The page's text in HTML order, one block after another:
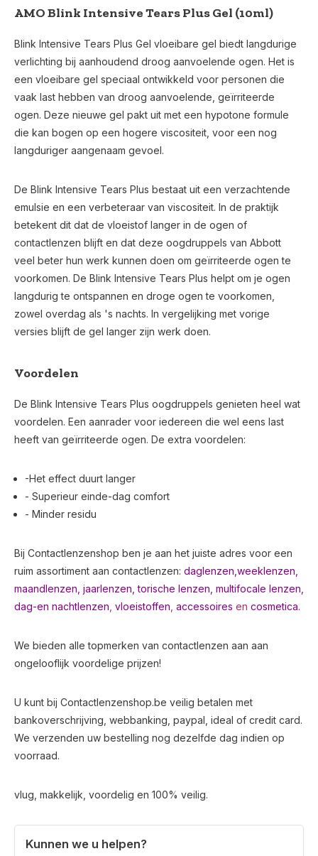
AMO Blink Intensive Tears Plus Gel (10ml)
Blink Intensive Tears Plus Gel vloeibare gel biedt langdurige
verlichting bij aanhoudend droog aanvoelende ogen. Het is
een vloeibare gel speciaal ontwikkeld voor personen die
vaak last hebben van droog aanvoelende, geïrriteerde
ogen. Deze nieuwe gel pakt uit met een hypotone formule
die kan bogen op een hogere viscositeit, voor een nog
langduriger aangenaam gevoel.
De Blink Intensive Tears Plus bestaat uit een verzachtende
emulsie en een verbeteraar van viscositeit. In de praktijk
betekent dit dat de vloeistof langer in de ogen of
contactlenzen blijft en dat deze oogdruppels van Abbott
veel beter hun werk kunnen doen om geïrriteerde ogen te
voorkomen. De Blink Intensive Tears Plus helpt om je ogen
langdurig te ontspannen en droge ogen te voorkomen,
zowel overdag als 's nachts. In vergelijking met vorige
versies blijft de gel langer zijn werk doen.
Voordelen
De Blink Intensive Tears Plus oogdruppels genieten heel wat
voordelen. Een aanrader voor iedereen die wel eens last
heeft van geïrriteerde ogen. De extra voordelen:
-Het effect duurt langer
- Superieur einde-dag comfort
- Minder residu
Bij Contactlenzenshop ben je aan het juiste adres voor een
ruim assortiment aan contactlenzen: daglenzen, weeklenzen,
maandlenzen jaarlenzen ,torische lenzen multifocale lenzen
dag-en nachtlenzen vloeistoffen accessoires en cosmetica.
We bieden alle topmerken van contactlenzen aan aan
ongelooflijk voordelige prijzen!
U kunt bij Contactlenzenshop.be veilig betalen met
bankoverschrijving, webbanking, paypal, ideal of credit card.
We verzenden uw bestelling nog dezelfde dag indien op
voorraad.
vlug, makkelijk, voordelig en 100% veilig.
Kunnen we u helpen?